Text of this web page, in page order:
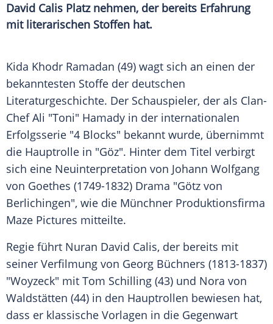
David Calis Platz nehmen, der bereits Erfahrung
mit literarischen Stoffen hat.
Kida Khodr Ramadan (49) wagt sich an einen der
bekanntesten Stoffe der deutschen
Literaturgeschichte. Der Schauspieler, der als Clan-
Chef Ali "Toni" Hamady in der internationalen
Erfolgsserie "4 Blocks" bekannt wurde, übernimmt
die Hauptrolle in "Göz". Hinter dem Titel verbirgt
sich eine Neuinterpretation von Johann Wolfgang
von Goethes (1749-1832) Drama "Götz von
Berlichingen", wie die Münchner Produktionsfirma
Maze Pictures mitteilte.
Regie führt Nuran David Calis, der bereits mit
seiner Verfilmung von Georg Büchners (1813-1837)
"Woyzeck" mit Tom Schilling (43) und Nora von
Waldstätten (44) in den Hauptrollen bewiesen hat,
dass er klassische Vorlagen in die Gegenwart